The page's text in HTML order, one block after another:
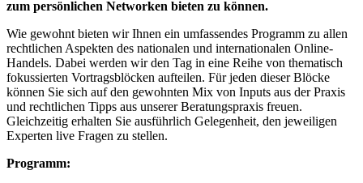
zum persönlichen Networken bieten zu können.
Wie gewohnt bieten wir Ihnen ein umfassendes Programm zu allen
rechtlichen Aspekten des nationalen und internationalen Online-
Handels. Dabei werden wir den Tag in eine Reihe von thematisch
fokussierten Vortragsblöcken aufteilen. Für jeden dieser Blöcke
können Sie sich auf den gewohnten Mix von Inputs aus der Praxis
und rechtlichen Tipps aus unserer Beratungspraxis freuen.
Gleichzeitig erhalten Sie ausführlich Gelegenheit, den jeweiligen
Experten live Fragen zu stellen.
Programm: